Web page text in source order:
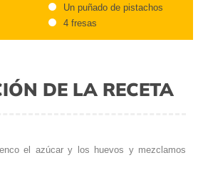
Un puñado de pistachos
4 fresas
DE LA RECETA
el azúcar y los huevos y mezclamos